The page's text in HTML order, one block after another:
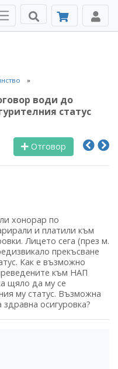
води до
статус
Отговор
хонорар по
и платили към
Лицето сега (през м.
прекъсване
Как е възможно
към НАП
щяло да му се
му статус. Възможна
осигуровка?